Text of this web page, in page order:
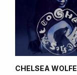
CHELSEA WOLFE